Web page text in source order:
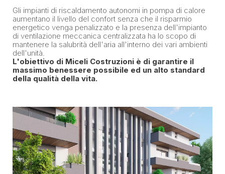
Gli impianti di riscaldamento autonomi in pompa di calore
aumentano il livello del confort senza che il risparmio
energetico venga penalizzato e la presenza dell'impianto
di ventilazione meccanica centralizzata ha lo scopo di
mantenere la salubrità dell'aria all'interno dei vari ambienti
dell'unità.
L'obiettivo di Miceli Costruzioni è di garantire il
massimo benessere possibile ed un alto standard
della qualità della vita.